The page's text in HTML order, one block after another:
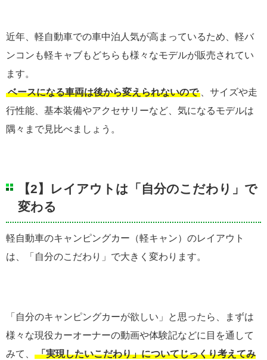
近年、軽自動車での車中泊人気が高まっているため、軽バ
ンコンも軽キャブもどちらも様々なモデルが販売されてい
ます。
ベースになる車両は後から変えられないので
、サイズや走
行性能、基本装備やアクセサリーなど、気になるモデルは
隅々まで見比べましょう。
【2】レイアウトは「自分のこだわり」で
変わる
軽自動車のキャンピングカー（軽キャン）のレイアウト
は、「自分のこだわり」で大きく変わります。
「自分のキャンピングカーが欲しい」と思ったら、まずは
様々な現役カーオーナーの動画や体験記などに目を通して
みて、
「実現したいこだわり」についてじっくり考えてみ